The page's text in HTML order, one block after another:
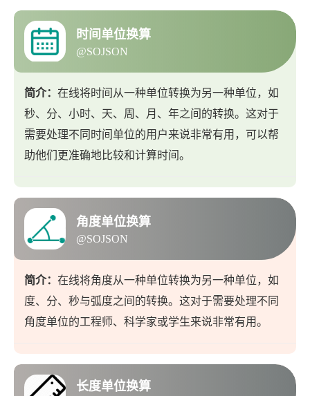
时间单位换算
@SOJSON
简介： 在线将时间从一种单位转换为另一种单位，如
秒、分、小时、天、周、月、年之间的转换。这对于
需要处理不同时间单位的用户来说非常有用，可以帮
助他们更准确地比较和计算时间。
角度单位换算
@SOJSON
简介： 在线将角度从一种单位转换为另一种单位，如
度、分、秒与弧度之间的转换。这对于需要处理不同
角度单位的工程师、科学家或学生来说非常有用。
长度单位换算